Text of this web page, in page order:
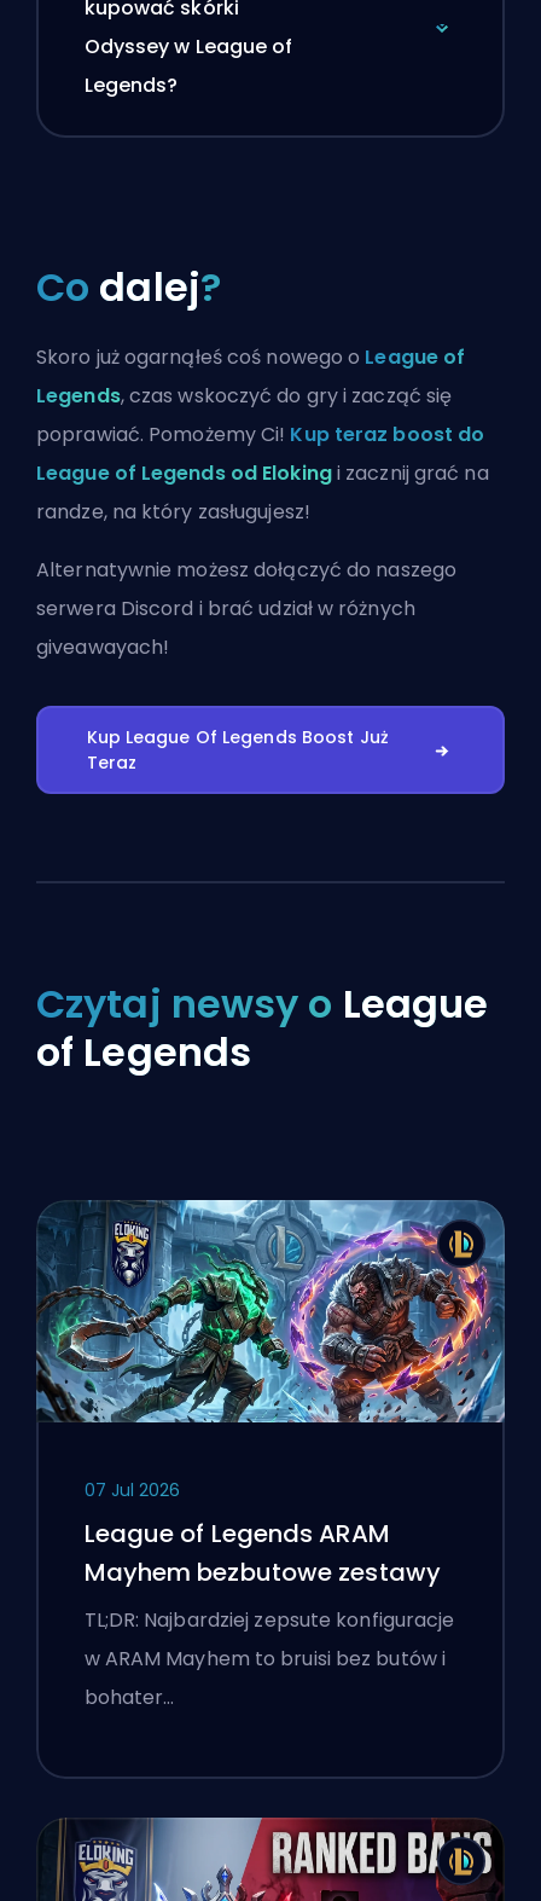
kupować skórki
Odyssey w League of
Legends?
Co dalej?
Skoro już ogarnąłeś coś nowego o League of
Legends, czas wskoczyć do gry i zacząć się
poprawiać. Pomożemy Ci! Kup teraz boost do
League of Legends od Elokingi zacznij grać na
randze, na który zasługujesz!
Alternatywnie możeszdołączyć do naszego
serwera Discord i brać udział w różnych
giveawayach!
Kup League Of Legends Boost Już
Teraz
Czytaj newsy o League
of Legends
07 Jul 2026
League of Legends ARAM
Mayhem bezbutowe zestawy
TL;DR: Najbardziej zepsute konfiguracje
w ARAM Mayhem to bruisi bez butów i
bohater…